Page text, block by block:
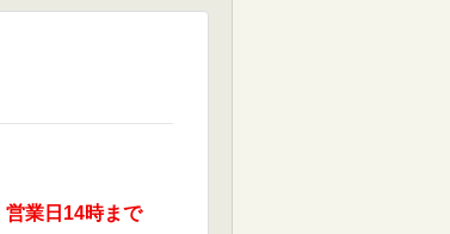
営業日14時まで